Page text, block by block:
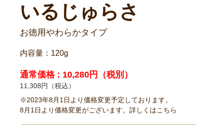
いるじゅらさ
お徳用やわらかタイプ
内容量：120g
通常価格 : 10,280円（税別）
11,308円（税込）
※2023年8月1日より価格変更予定しております。
8月1日より価格変更がございます。詳しくはこちら